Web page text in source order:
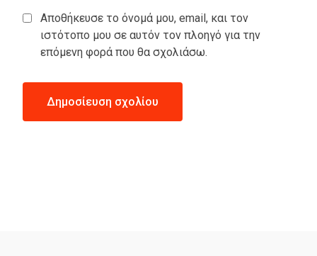
Αποθήκευσε το όνομά μου, email, και τον
ιστότοπο μου σε αυτόν τον πλοηγό για την
επόμενη φορά που θα σχολιάσω.